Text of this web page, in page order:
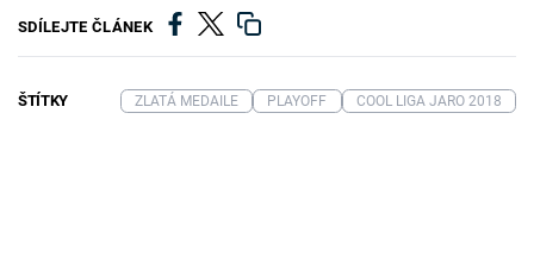
SDÍLEJTE ČLÁNEK
ŠTÍTKY ZLATÁ MEDAILE PLAYOFF COOL LIGA JARO 2018